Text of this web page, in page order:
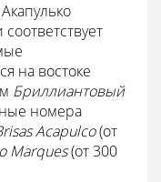
на востоке
Бриллиантовый
номера
Acapulco(от
Marques(от 300